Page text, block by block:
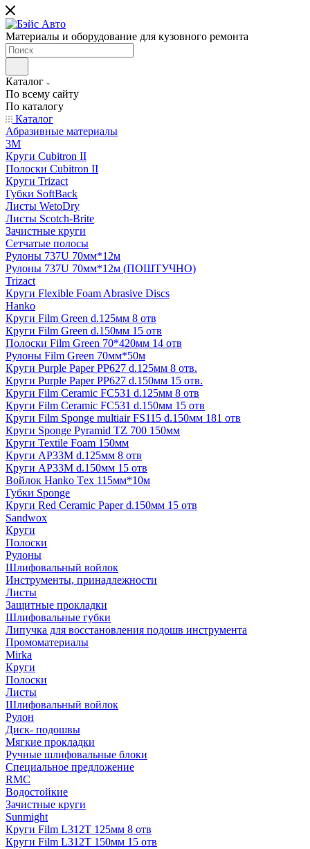
Материалы и оборудование для кузовного ремонта
Каталог
По всему сайту
По каталогу
Каталог
Абразивные материалы
3M
Круги Cubitron II
Полоски Cubitron II
Круги Trizact
Губки SoftBack
Листы WetoDry
Листы Scotch-Brite
Зачистные круги
Сетчатые полосы
Рулоны 737U 70мм*12м
Рулоны 737U 70мм*12м (ПОШТУЧНО)
Trizact
Круги Flexible Foam Abrasive Discs
Hanko
Круги Film Green d.125мм 8 отв
Круги Film Green d.150мм 15 отв
Полоски Film Green 70*420мм 14 отв
Рулоны Film Green 70мм*50м
Круги Purple Paper PP627 d.125мм 8 отв.
Круги Purple Paper PP627 d.150мм 15 отв.
Круги Film Ceramic FC531 d.125мм 8 отв
Круги Film Ceramic FC531 d.150мм 15 отв
Круги Film Sponge multiair FS115 d.150мм 181 отв
Круги Sponge Pyramid TZ 700 150мм
Круги Textile Foam 150мм
Круги AP33M d.125мм 8 отв
Круги AP33M d.150мм 15 отв
Войлок Hanko Tех 115мм*10м
Губки Sponge
Круги Red Ceramic Paper d.150мм 15 отв
Sandwox
Круги
Полоски
Рулоны
Шлифовальный войлок
Инструменты, принадлежности
Листы
Защитные прокладки
Шлифовальные губки
Липучка для восстановления подошв инструмента
Промоматериалы
Mirka
Круги
Полоски
Листы
Шлифовальный войлок
Рулон
Диск- подошвы
Мягкие прокладки
Ручные шлифовальные блоки
Специальное предложение
RMC
Водостойкие
Зачистные круги
Sunmight
Круги Film L312T 125мм 8 отв
Круги Film L312T 150мм 15 отв